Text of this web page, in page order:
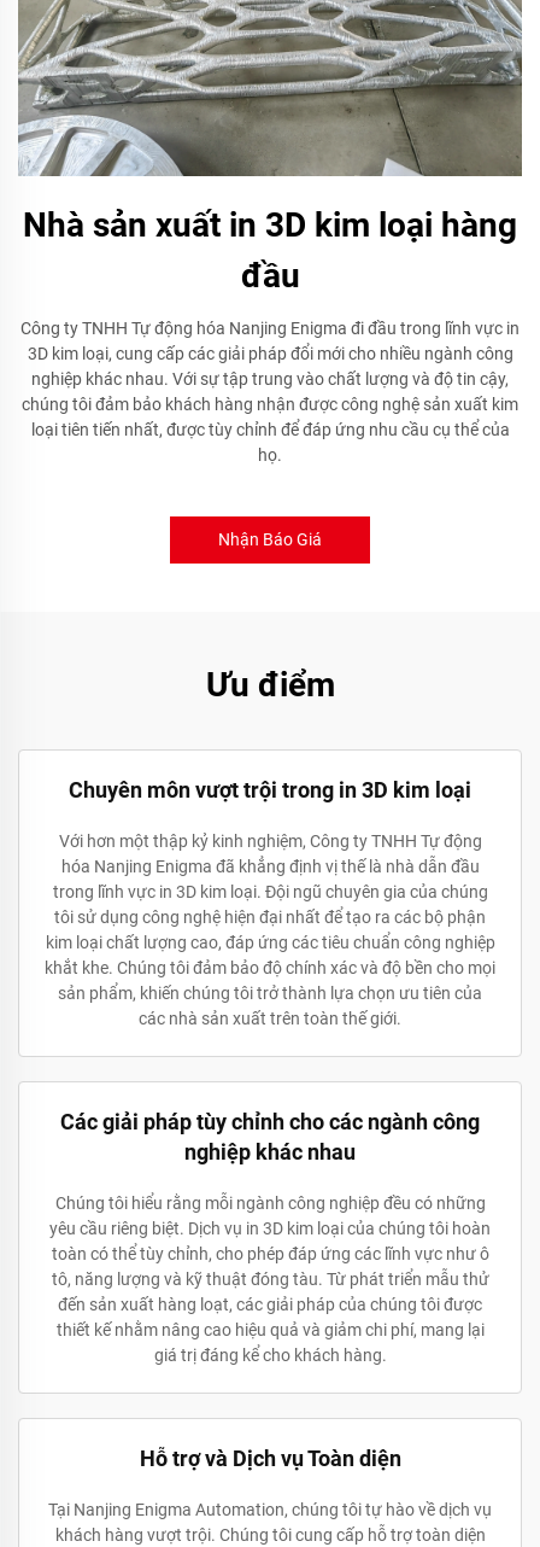
Nhà sản xuất in 3D kim loại hàng
đầu
Công ty TNHH Tự động hóa Nanjing Enigma đi đầu trong lĩnh vực in
3D kim loại, cung cấp các giải pháp đổi mới cho nhiều ngành công
nghiệp khác nhau. Với sự tập trung vào chất lượng và độ tin cậy,
chúng tôi đảm bảo khách hàng nhận được công nghệ sản xuất kim
loại tiên tiến nhất, được tùy chỉnh để đáp ứng nhu cầu cụ thể của
họ.
Nhận Báo Giá
Ưu điểm
Chuyên môn vượt trội trong in 3D kim loại
Với hơn một thập kỷ kinh nghiệm, Công ty TNHH Tự động
hóa Nanjing Enigma đã khẳng định vị thế là nhà dẫn đầu
trong lĩnh vực in 3D kim loại. Đội ngũ chuyên gia của chúng
tôi sử dụng công nghệ hiện đại nhất để tạo ra các bộ phận
kim loại chất lượng cao, đáp ứng các tiêu chuẩn công nghiệp
khắt khe. Chúng tôi đảm bảo độ chính xác và độ bền cho mọi
sản phẩm, khiến chúng tôi trở thành lựa chọn ưu tiên của
các nhà sản xuất trên toàn thế giới.
Các giải pháp tùy chỉnh cho các ngành công
nghiệp khác nhau
Chúng tôi hiểu rằng mỗi ngành công nghiệp đều có những
yêu cầu riêng biệt. Dịch vụ in 3D kim loại của chúng tôi hoàn
toàn có thể tùy chỉnh, cho phép đáp ứng các lĩnh vực như ô
tô, năng lượng và kỹ thuật đóng tàu. Từ phát triển mẫu thử
đến sản xuất hàng loạt, các giải pháp của chúng tôi được
thiết kế nhằm nâng cao hiệu quả và giảm chi phí, mang lại
giá trị đáng kể cho khách hàng.
Hỗ trợ và Dịch vụ Toàn diện
Tại Nanjing Enigma Automation, chúng tôi tự hào về dịch vụ
khách hàng vượt trội. Chúng tôi cung cấp hỗ trợ toàn diện